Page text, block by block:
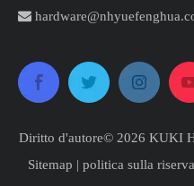

Diritto d'autore© 2026 KUKI
Sitemap | politica sulla